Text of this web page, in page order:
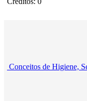
Conceitos de Higiene,